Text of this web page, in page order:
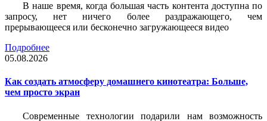
В наше время, когда большая часть контента доступна по
запросу, нет ничего более раздражающего, чем
прерывающееся или бесконечно загружающееся видео
Подробнее
05.08.2026
Как создать атмосферу домашнего кинотеатра: Больше,
чем просто экран
Современные технологии подарили нам возможность